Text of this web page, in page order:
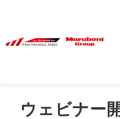
課題別ソリュ
ウェビナー